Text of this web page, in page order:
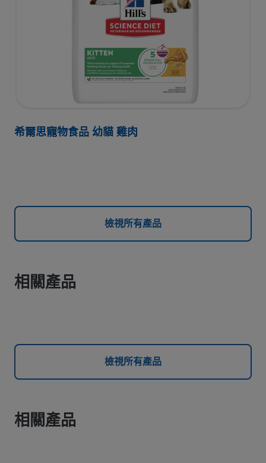
希爾思寵物食品 幼貓 雞肉
檢視所有產品
相關產品
檢視所有產品
相關產品